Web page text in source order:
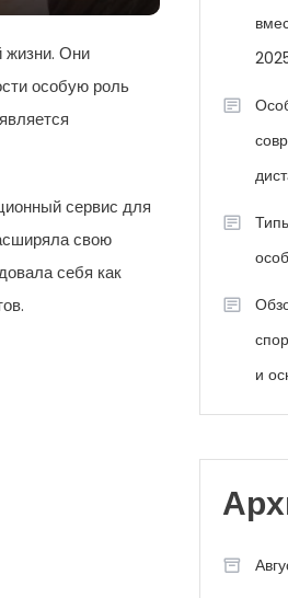
жизни. Они
особую роль
сервис для
свою
себя как
и